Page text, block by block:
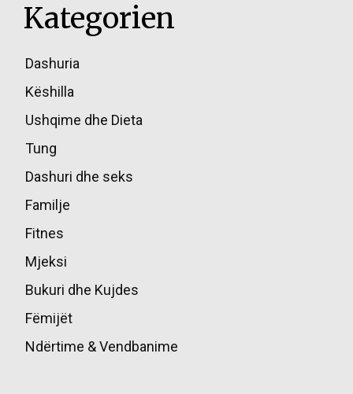
Kategorien
Dashuria
Këshilla
Ushqime dhe Dieta
Tung
Dashuri dhe seks
Familje
Fitnes
Mjeksi
Bukuri dhe Kujdes
Fëmijët
Ndërtime & Vendbanime